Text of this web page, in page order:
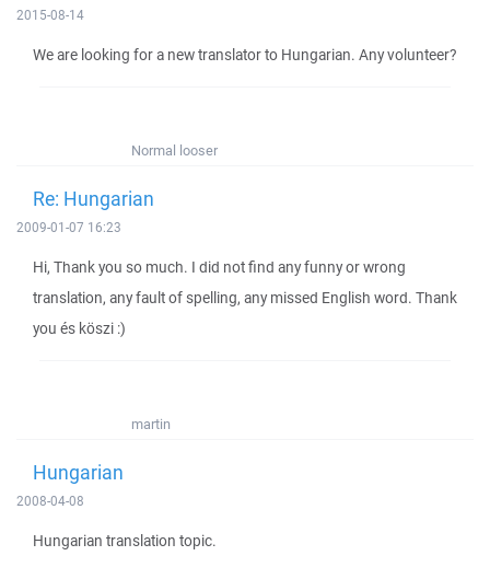
2015-08-14
We are looking for a new translator to Hungarian. Any volunteer?
Normal looser
Re: Hungarian
2009-01-07 16:23
Hi, Thank you so much. I did not find any funny or wrong
translation, any fault of spelling, any missed English word. Thank
you és köszi :)
martin
Hungarian
2008-04-08
Hungarian translation topic.